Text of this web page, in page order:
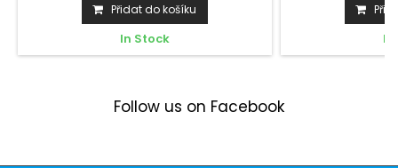
Přidat do košíku
In Stock In
Follow us on Facebook